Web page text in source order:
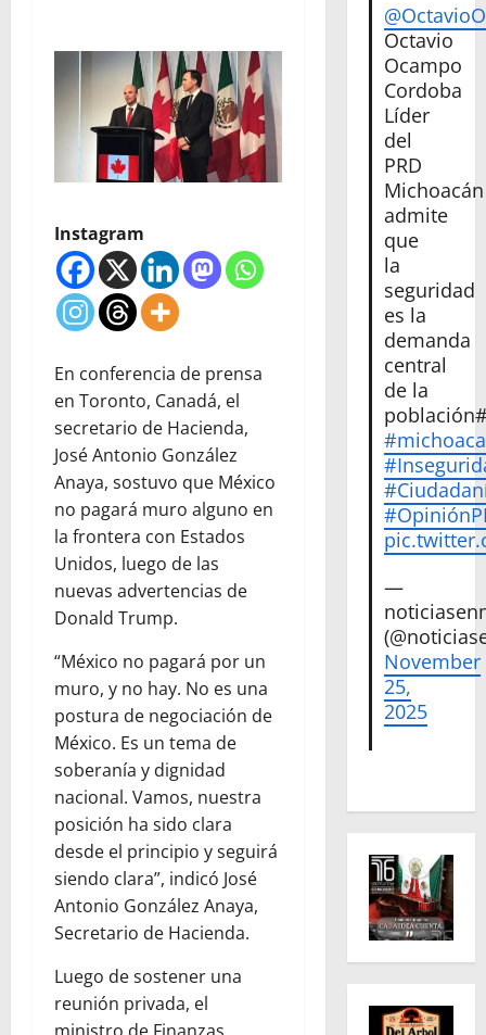
Instagram
En conferencia de prensa
en Toronto, Canadá, el
secretario de Hacienda,
José Antonio González
Anaya, sostuvo que México
no pagará muro alguno en
la frontera con Estados
Unidos, luego de las
nuevas advertencias de
Donald Trump.
“México no pagará por un
muro, y no hay. No es una
postura de negociación de
México. Es un tema de
soberanía y dignidad
nacional. Vamos, nuestra
posición ha sido clara
desde el principio y seguirá
siendo clara”, indicó José
Antonio González Anaya,
Secretario de Hacienda.
Luego de sostener una
reunión privada, el
Octavio
Ocampo
Cordoba
Líder
del
PRD
Michoacán
admite
que
la
seguridad
es la
demanda
central
de la
—
November
25,
2025